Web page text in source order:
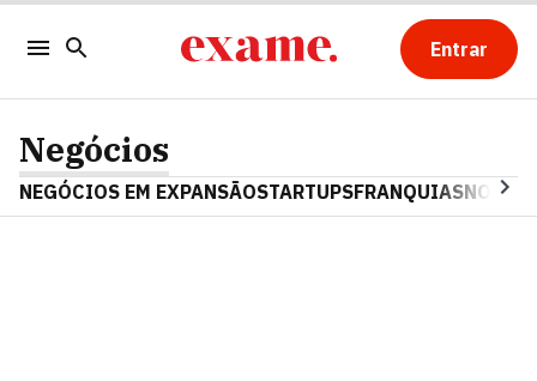
Entrar
Negócios
NEGÓCIOS EM EXPANSÃOSTARTUPSFRANQUIAS